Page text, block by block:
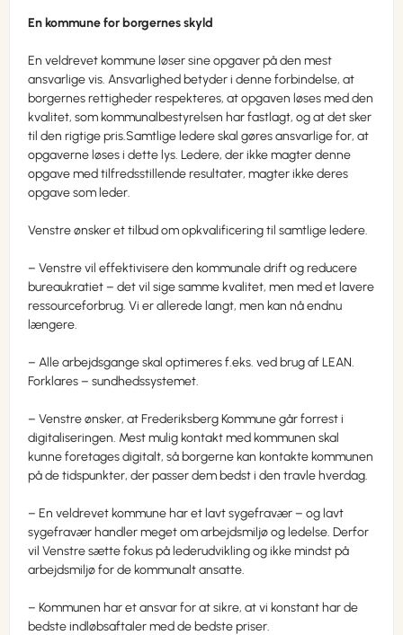
En kommune for borgernes skyld
En veldrevet kommune løser sine opgaver på den mest
ansvarlige vis. Ansvarlighed betyder i denne forbindelse, at
borgernes rettigheder respekteres, at opgaven løses med den
kvalitet, som kommunalbestyrelsen har fastlagt, og at det sker
til den rigtige pris.Samtlige ledere skal gøres ansvarlige for, at
opgaverne løses i dette lys. Ledere, der ikke magter denne
opgave med tilfredsstillende resultater, magter ikke deres
opgave som leder.
Venstre ønsker et tilbud om opkvalificering til samtlige ledere.
– Venstre vil effektivisere den kommunale drift og reducere
bureaukratiet – det vil sige samme kvalitet, men med et lavere
ressourceforbrug. Vi er allerede langt, men kan nå endnu
længere.
– Alle arbejdsgange skal optimeres f.eks. ved brug af LEAN.
Forklares – sundhedssystemet.
– Venstre ønsker, at Frederiksberg Kommune går forrest i
digitaliseringen. Mest mulig kontakt med kommunen skal
kunne foretages digitalt, så borgerne kan kontakte kommunen
på de tidspunkter, der passer dem bedst i den travle hverdag.
– En veldrevet kommune har et lavt sygefravær – og lavt
sygefravær handler meget om arbejdsmiljø og ledelse. Derfor
vil Venstre sætte fokus på lederudvikling og ikke mindst på
arbejdsmiljø for de kommunalt ansatte.
– Kommunen har et ansvar for at sikre, at vi konstant har de
bedste indløbsaftaler med de bedste priser.